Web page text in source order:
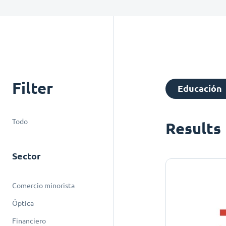
Filter
Todo
Sector
Comercio minorista
Óptica
Financiero
Educación
Results